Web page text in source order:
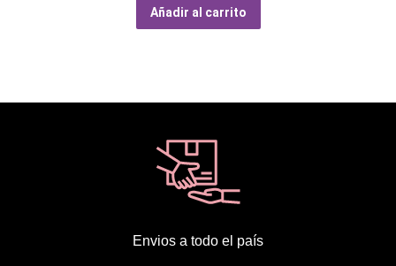
Añadir al carrito
Envios a todo el país